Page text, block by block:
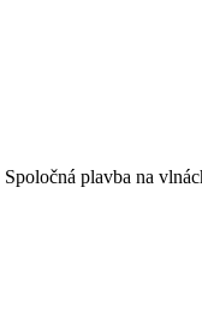
Spoločná plavba na